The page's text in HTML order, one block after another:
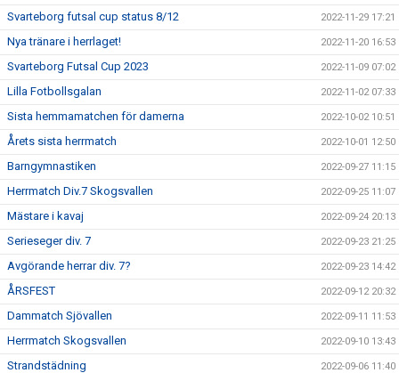
Svarteborg futsal cup status 8/12 2022-11-29 17:21
Nya tränare i herrlaget! 2022-11-20 16:53
Svarteborg Futsal Cup 2023 2022-11-09 07:02
Lilla Fotbollsgalan 2022-11-02 07:33
Sista hemmamatchen för damerna 2022-10-02 10:51
Årets sista herrmatch 2022-10-01 12:50
Barngymnastiken 2022-09-27 11:15
Herrmatch Div.7 Skogsvallen 2022-09-25 11:07
Mästare i kavaj 2022-09-24 20:13
Serieseger div. 7 2022-09-23 21:25
Avgörande herrar div. 7? 2022-09-23 14:42
ÅRSFEST 2022-09-12 20:32
Dammatch Sjövallen 2022-09-11 11:53
Herrmatch Skogsvallen 2022-09-10 13:43
Strandstädning 2022-09-06 11:40